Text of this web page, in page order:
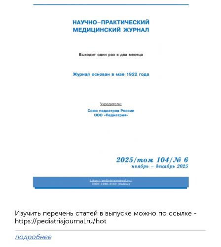
Изучить перечень статей в выпуске можно по ссылке -
https://pediatriajournal.ru/hot
подробнее